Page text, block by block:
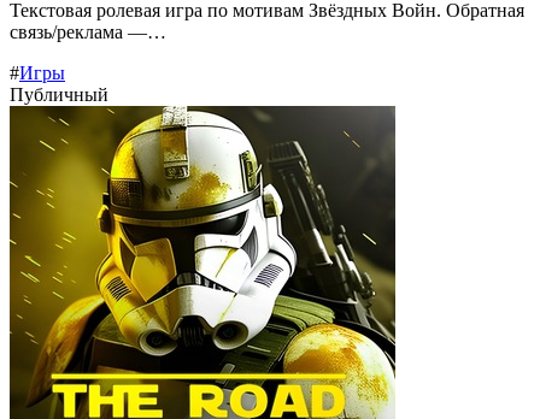
Текстовая ролевая игра по мотивам Звёздных Войн. Обратная
связь/реклама —…
#Игры
Публичный